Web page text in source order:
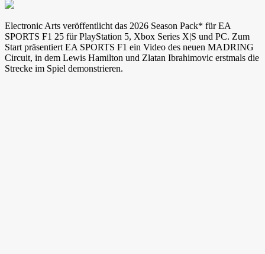
Electronic Arts veröffentlicht das 2026 Season Pack* für EA
SPORTS F1 25 für PlayStation 5, Xbox Series X|S und PC. Zum
Start präsentiert EA SPORTS F1 ein Video des neuen MADRING
Circuit, in dem Lewis Hamilton und Zlatan Ibrahimovic erstmals die
Strecke im Spiel demonstrieren.